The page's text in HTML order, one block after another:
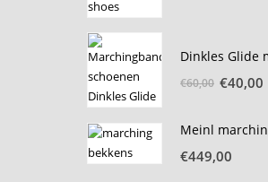
€60,00
€60,00.
€40,00
€449,00